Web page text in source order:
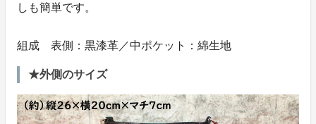
しも簡単です。
組成 表側：黒漆革／中ポケット：綿生地
★外側のサイズ